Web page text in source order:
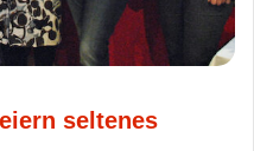
seltenes